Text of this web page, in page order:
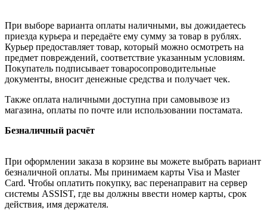
При выборе варианта оплаты наличными, вы дожидаетесь
приезда курьера и передаёте ему сумму за товар в рублях.
Курьер предоставляет товар, который можно осмотреть на
предмет повреждений, соответствие указанным условиям.
Покупатель подписывает товаросопроводительные
документы, вносит денежные средства и получает чек.
Также оплата наличными доступна при самовывозе из
магазина, оплаты по почте или использовании постамата.
Безналичный расчёт
При оформлении заказа в корзине вы можете выбрать вариант
безналичной оплаты. Мы принимаем карты Visa и Master
Card. Чтобы оплатить покупку, вас перенаправит на сервер
системы ASSIST, где вы должны ввести номер карты, срок
действия, имя держателя.